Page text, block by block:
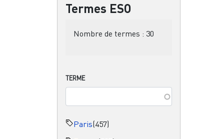
Termes ESO
Nombre de termes : 30
TERME
Paris(457)